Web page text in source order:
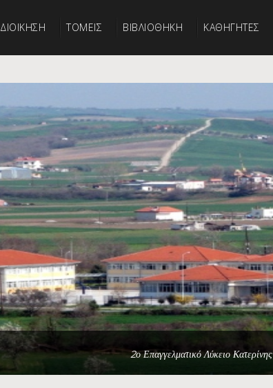
ΔΙΟΙΚΗΣΗ ΤΟΜΕΙΣ ΒΙΒΛΙΟΘΗΚΗ ΚΑΘΗΓΗΤΕΣ
2ο Επαγγελματικό Λύκειο Κατερίνης